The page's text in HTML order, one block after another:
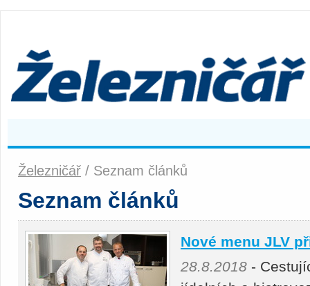
Železničář / Seznam článků
Seznam článků
Nové menu JLV
28.8.2018 -